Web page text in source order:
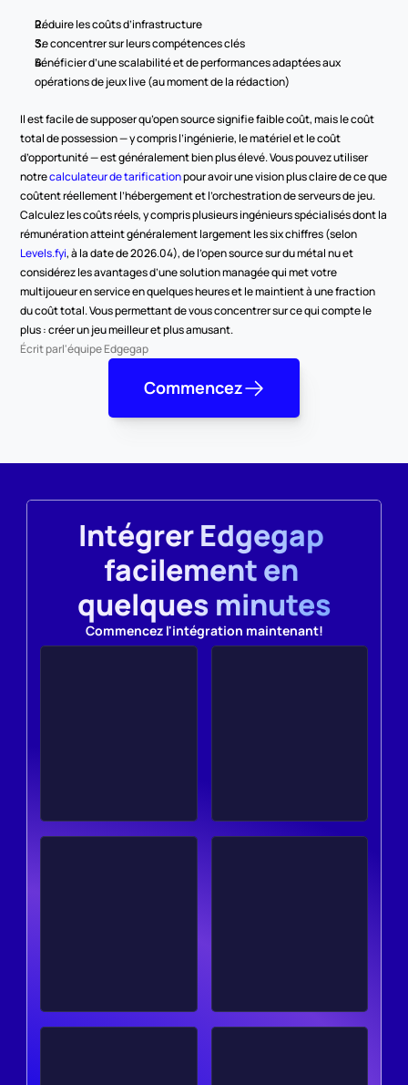
Réduire les coûts d’infrastructure
Se concentrer sur leurs compétences clés
Bénéficier d’une scalabilité et de performances adaptées aux
opérations de jeux live (au moment de la rédaction)
Il est facile de supposer qu’open source signifie faible coût, mais le coût
total de possession — y compris l’ingénierie, le matériel et le coût
d’opportunité — est généralement bien plus élevé. Vous pouvez utiliser
notre calculateur de tarification pour avoir une vision plus claire de ce que
coûtent réellement l’hébergement et l’orchestration de serveurs de jeu.
Calculez les coûts réels, y compris plusieurs ingénieurs spécialisés dont la
Levels.fyi, à la date de 2026.04), de l’open source sur du métal nu et
considérez les avantages d’une solution managée qui met votre
multijoueur en service en quelques heures et le maintient à une fraction
du coût total. Vous permettant de vous concentrer sur ce qui compte le
plus : créer un jeu meilleur et plus amusant.
Écrit parl'équipe Edgegap
Commencez
Intégrer Edgegap
facilement en
quelques minutes
Commencez l'intégration maintenant!